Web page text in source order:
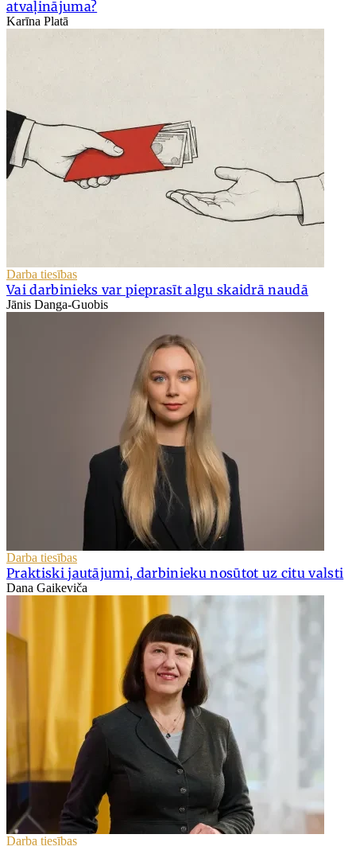
atvaļinājuma?
Karīna Platā
Darba tiesības
Vai darbinieks var pieprasīt algu skaidrā naudā
Jānis Danga-Guobis
Darba tiesības
Praktiski jautājumi, darbinieku nosūtot uz citu valsti
Dana Gaikeviča
Darba tiesības